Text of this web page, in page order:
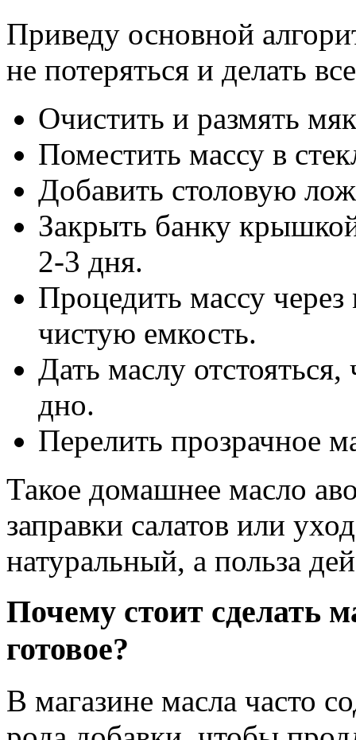
Приведу основной
не потеряться и делать
Очистить и размять
Поместить массу в
Добавить столовую
Закрыть банку
2-3 дня.
Процедить массу
чистую емкость.
Дать маслу
дно.
Перелить прозрачное
Такое домашнее масло
заправки салатов или
натуральный, а польза
Почему стоит сделать
готовое?
В магазине масла часто